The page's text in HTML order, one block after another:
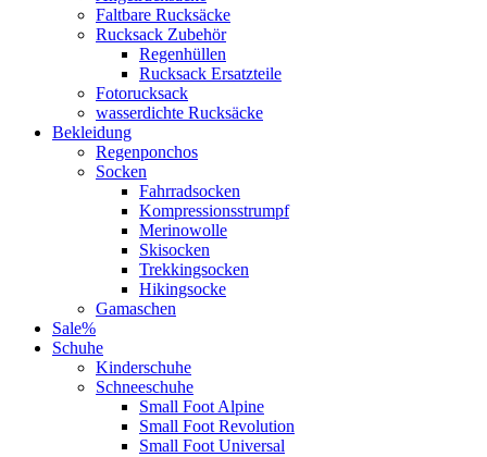
Faltbare Rucksäcke
Rucksack Zubehör
Regenhüllen
Rucksack Ersatzteile
Fotorucksack
wasserdichte Rucksäcke
Bekleidung
Regenponchos
Socken
Fahrradsocken
Kompressionsstrumpf
Merinowolle
Skisocken
Trekkingsocken
Hikingsocke
Gamaschen
Sale%
Schuhe
Kinderschuhe
Schneeschuhe
Small Foot Alpine
Small Foot Revolution
Small Foot Universal